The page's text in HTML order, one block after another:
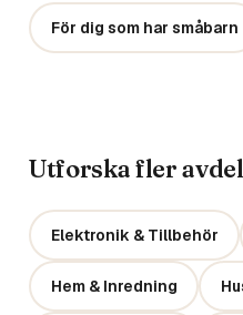
För dig som har småbarn
Utforska fler
Elektronik & Tillbehör
Hem & Inredning